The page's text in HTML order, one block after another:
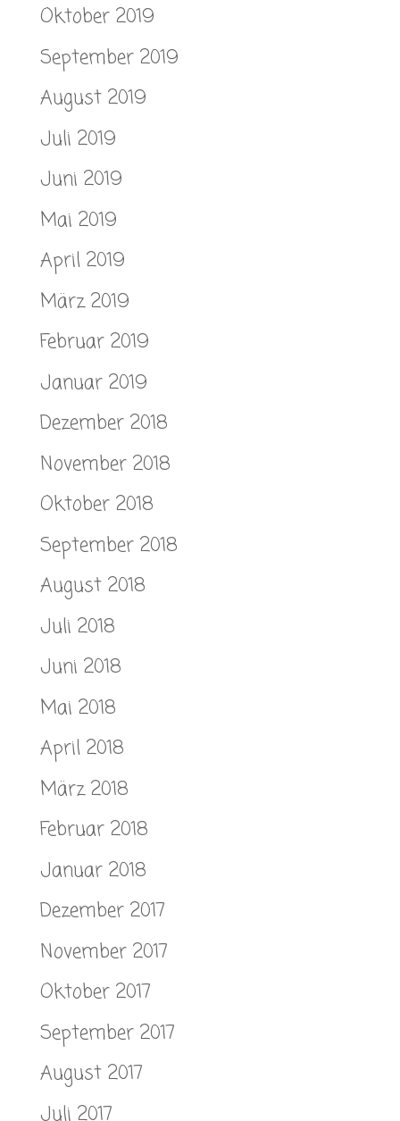
Oktober 2019
September 2019
August 2019
Juli 2019
Juni 2019
Mai 2019
April 2019
März 2019
Februar 2019
Januar 2019
Dezember 2018
November 2018
Oktober 2018
September 2018
August 2018
Juli 2018
Juni 2018
Mai 2018
April 2018
März 2018
Februar 2018
Januar 2018
Dezember 2017
November 2017
Oktober 2017
September 2017
August 2017
Juli 2017